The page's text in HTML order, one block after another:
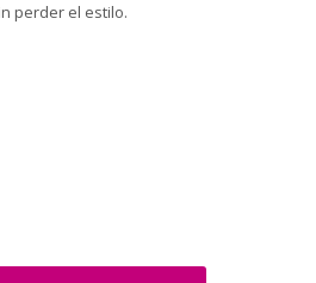
perder el estilo.